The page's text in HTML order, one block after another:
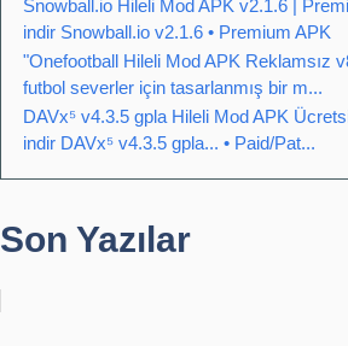
Snowball.io Hileli Mod APK v2.1.6 |
indir Snowball.io v2.1.6 • Premium APK
"Onefootball Hileli Mod APK Reklamsız
futbol severler için tasarlanmış bir m...
DAVx⁵ v4.3.5 gpla Hileli Mod APK
indir DAVx⁵ v4.3.5 gpla... • Paid/Pat...
Son Yazılar